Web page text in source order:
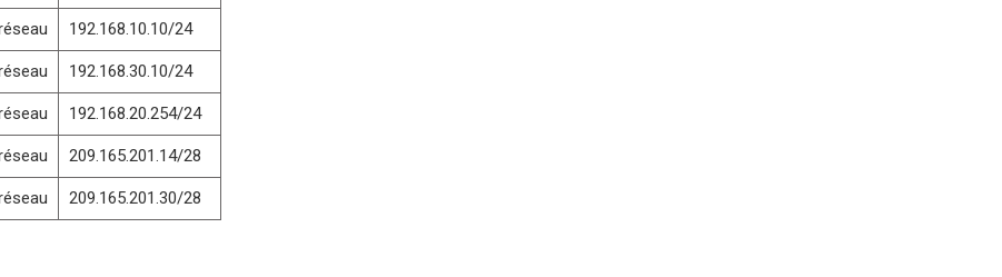
192.168.10.10/24
192.168.30.10/24
192.168.20.254/24
209.165.201.14/28
209.165.201.30/28